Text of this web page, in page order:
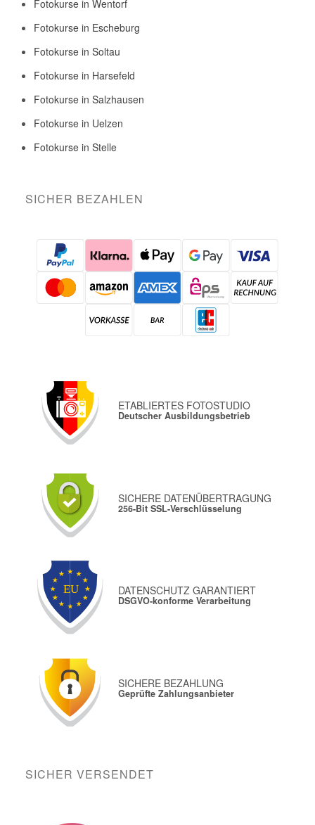
Fotokurse in Wentorf
Fotokurse in Escheburg
Fotokurse in Soltau
Fotokurse in Harsefeld
Fotokurse in Salzhausen
Fotokurse in Uelzen
Fotokurse in Stelle
SICHER BEZAHLEN
ETABLIERTES FOTOSTUDIO
Deutscher Ausbildungsbetrieb
SICHERE DATENÜBERTRAGUNG
256-Bit SSL-Verschlüsselung
DATENSCHUTZ GARANTIERT
DSGVO-konforme Verarbeitung
SICHERE BEZAHLUNG
Geprüfte Zahlungsanbieter
SICHER VERSENDET